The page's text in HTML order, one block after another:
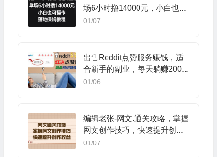
场6小时撸14000元，小白也可
操作，落地保姆教程
01/07
出售Reddit点赞服务赚钱，适
合新手的副业，每天躺赚200美
元
01/06
编辑老张-网文.通关攻略，掌握
网文创作技巧，快速提升创作
收益
01/07